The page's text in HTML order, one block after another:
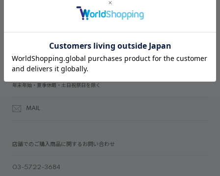
03-6809-2611
年末年始・夏季休暇・土日祝祭日を除く
MAIL
店舗でのご購入商品に関するお問い合わせ
03-5722-3684